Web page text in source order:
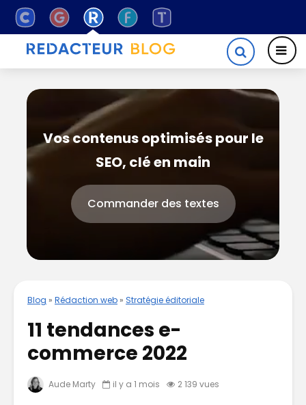
Vos contenus optimisés pour le
SEO, clé en main
Commander des textes
Blog » Rédaction web » Stratégie éditoriale
11 tendances e-
commerce 2022
Aude Marty il y a 1 mois 2 139 vues